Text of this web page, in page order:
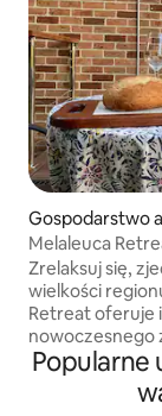
Gospodarstwo
czne w: Orange
Melaleuca
elektryczne,
jedzenie
Zrelaksuj się,
wielkości
Retreat oferuje
nowoczesnego
z urokiem
Położony na
małych rezydencji. Posiada duży
Popularne